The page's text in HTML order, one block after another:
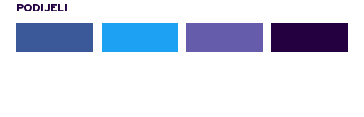
PODIJELI